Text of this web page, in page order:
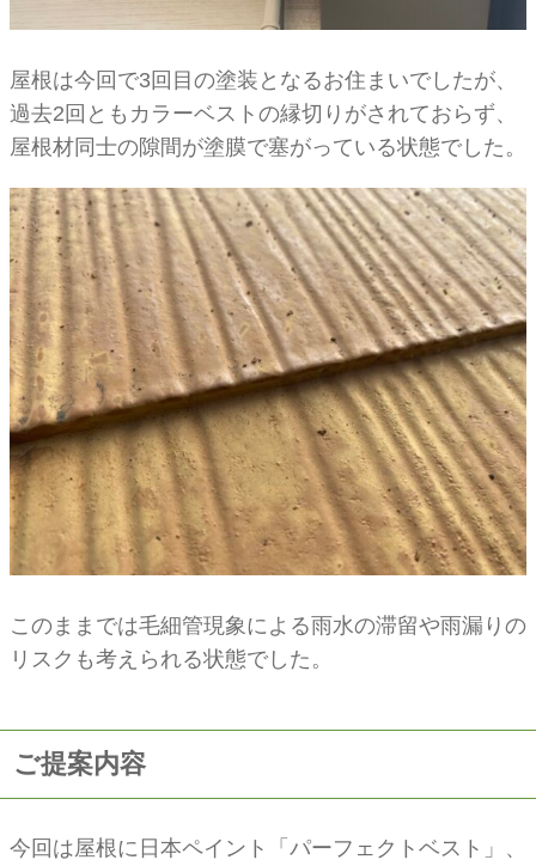
屋根は今回で3回目の塗装となるお住まいでしたが、
過去2回ともカラーベストの縁切りがされておらず、
屋根材同士の隙間が塗膜で塞がっている状態でした。
このままでは毛細管現象による雨水の滞留や雨漏りの
リスクも考えられる状態でした。
ご提案内容
今回は屋根に日本ペイント「パーフェクトベスト」、